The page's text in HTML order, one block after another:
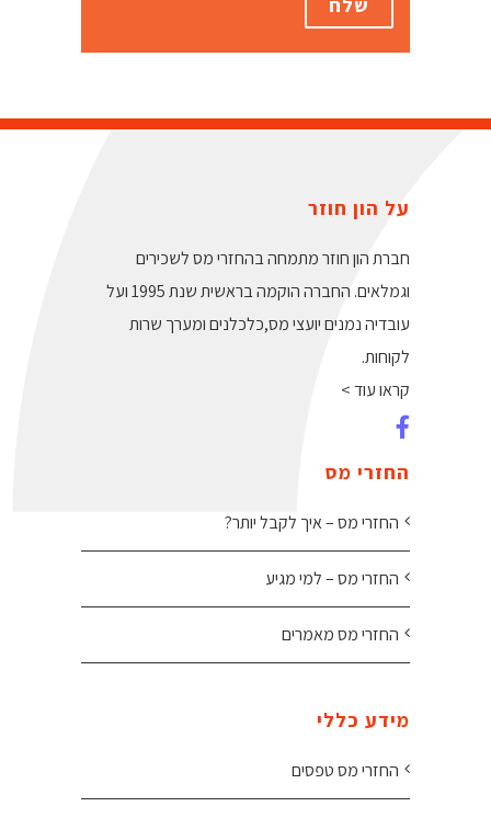
על הון חוזר
חברת הון חוזר מתמחה בהחזרי מס לשכירים
וגמלאים. החברה הוקמה בראשית שנת 1995 ועל
עובדיה נמנים יועצי מס,כלכלנים ומערך שרות
לקוחות.
קראו עוד >
החזרי מס
החזרי מס – איך לקבל יותר?
החזרי מס – למי מגיע
החזרי מס מאמרים
מידע כללי
החזרי מס טפסים